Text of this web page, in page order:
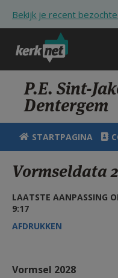
Bekijk je recent
KERK
HULP
STARTPAGINA
P.E. Sint-
Dentergem
STARTPAGINA
Vormseldata
LAATSTE AANPASSING
9:17
AFDRUKKEN
Vormsel 2028